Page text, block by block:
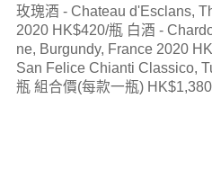
玫瑰酒 - Chateau d'Esclans,
2020 HK$420/瓶 白酒 -
ne, Burgundy, France 2020
San Felice Chianti Classico,
瓶 組合價(每款一瓶) HK$1,380